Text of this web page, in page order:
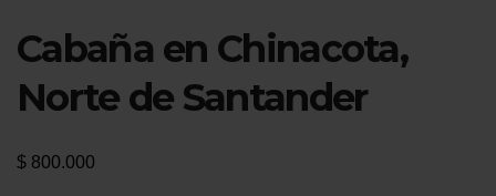
Cabaña en Chinacota,
Norte de Santander
$ 800.000